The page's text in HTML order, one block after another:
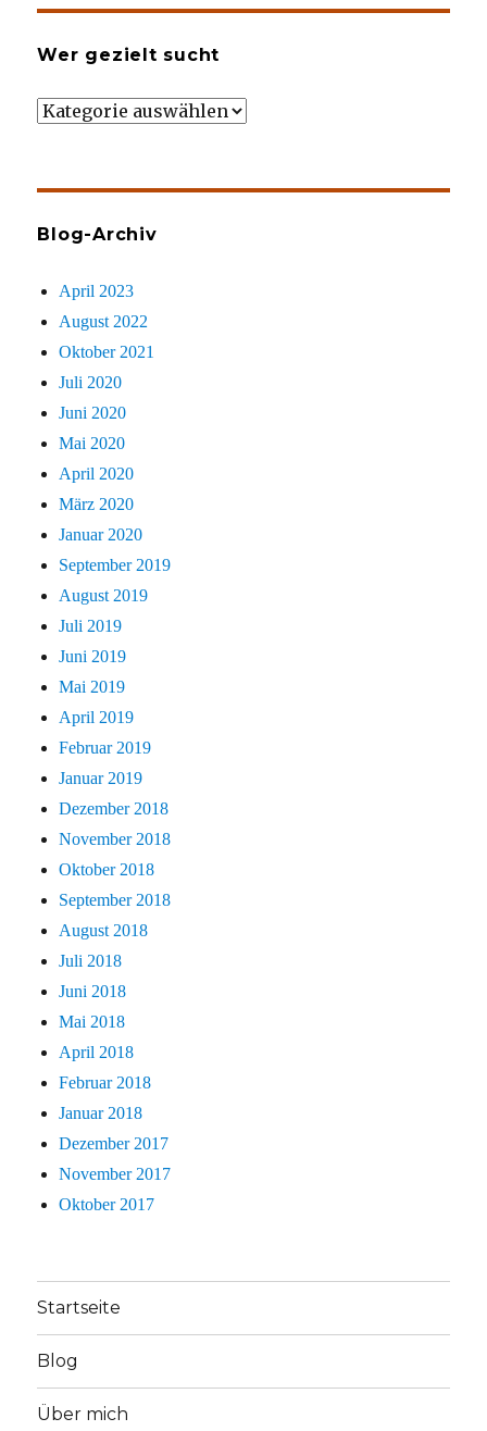
Wer gezielt sucht
Wer
Blog-Archiv
April 2023
August 2022
Oktober 2021
Juli 2020
Juni 2020
Mai 2020
April 2020
März 2020
Januar 2020
September 2019
August 2019
Juli 2019
Juni 2019
Mai 2019
April 2019
Februar 2019
Januar 2019
Dezember 2018
November 2018
Oktober 2018
September 2018
August 2018
Juli 2018
Juni 2018
Mai 2018
April 2018
Februar 2018
Januar 2018
Dezember 2017
November 2017
Oktober 2017
Startseite
Blog
Über mich